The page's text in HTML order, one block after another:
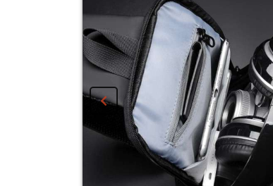
Accessories
Home Appliance
Fashion & Lifestyle
Health & Beauty
View All Categories